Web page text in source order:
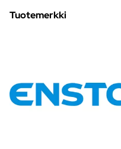
Tuotemerkki